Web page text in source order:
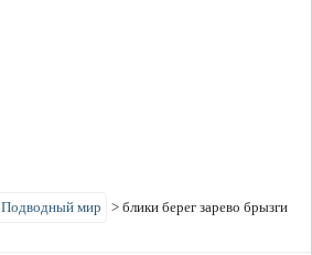
Подводный мир > блики берег зарево брызги